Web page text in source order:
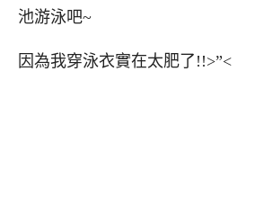
池游泳吧~
因為我穿泳衣實在太肥了!!>”<